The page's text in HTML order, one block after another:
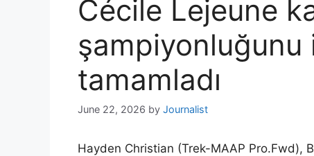
Cécile Lejeune
şampiyonluğunu
tamamladı
June 22, 2026 by Journalist
Hayden Christian (Trek-MAAP Pro.Fwd),